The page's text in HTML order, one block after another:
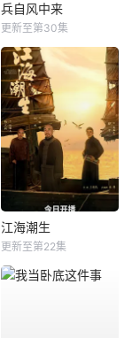
兵自风中来
更新至第30集
江海潮生
更新至第22集